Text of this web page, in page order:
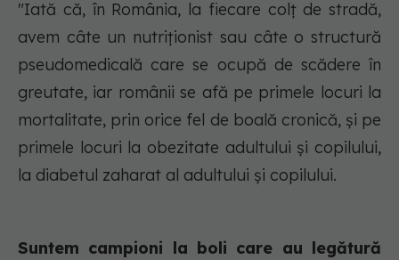
"Iată că, în România, la fiecare colț de stradă,
avem câte un nutriționist sau câte o structură
pseudomedicală care se ocupă de scădere în
greutate, iar românii se afă pe primele locuri la
mortalitate, prin orice fel de boală cronică, și pe
primele locuri la obezitate adultului și copilului,
la diabetul zaharat al adultului și copilului.
Suntem campioni la boli care au legătură